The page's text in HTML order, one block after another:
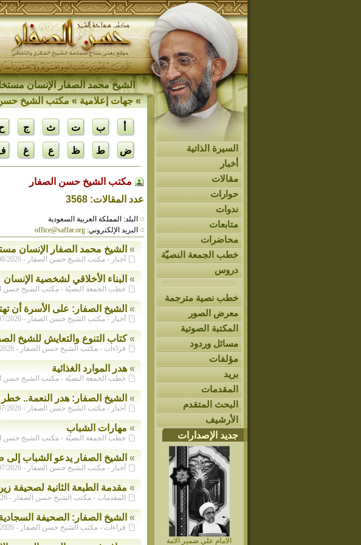
الشيخ محمد الصفار الإنسان
السيرة الذاتية
أخبار
مقالات
حوارات
ندوات
متابعات
محاضرات
خطب الجمعة النصيّة
دروس
خطب نصية مترجمة
معرض الصور
المكتبة الصوتية
مسائل وردود
مؤلفات
بريد
المقدمات
البحث المتقدم
الأرشيف
جديد الإصدارات
الامام علي ضمير الامة
»جهات إعلامية» مكتب الشيخ
أ ب ت ث ج
ض ط ظ ع غ
مكتب الشيخ حسن الصفار
عدد المقالات: 3568
البلد: المملكة العربية السعودية
البريد الإلكتروني: office@saffar.org
» الشيخ محمد الصفار الإنسان
أخبار - مكتب الشيخ حسن الصفار - 07/08/2026م
» البناء الأخلاقي لشخصية الإنسان
خطب الجمعة النصيّة - مكتب الشيخ حسن الصفار -
» الشيخ الصفار: على الأسرة أن
أخبار - مكتب الشيخ حسن الصفار - 31/07/2026م
»كتاب التنوع والتعايش للشيخ
قراءات - مكتب الشيخ حسن الصفار - 31/07/2026م
» هدر الموارد الغذائية
خطب الجمعة النصيّة - مكتب الشيخ حسن الصفار -
» الشيخ الصفار: هدر النعمة.. خطر
أخبار - مكتب الشيخ حسن الصفار - 24/07/2026م
» مهارات الشباب
خطب الجمعة النصيّة - مكتب الشيخ حسن الصفار -
» الشيخ الصفار يدعو الشباب إلى
أخبار - مكتب الشيخ حسن الصفار - 17/07/2026م
» مقدمة الطبعة الثانية لصحيفة
المقدمات - مكتب الشيخ حسن الصفار - 16/07/2026م
» الشيخ الصفار: الصحيفة
قراءات - مكتب الشيخ حسن الصفار - 14/07/2026م